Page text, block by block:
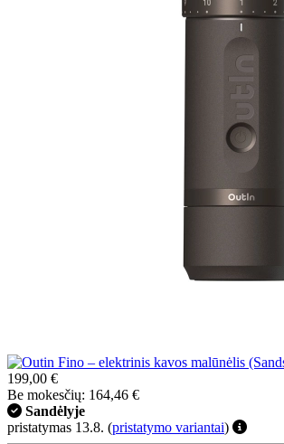
199,00 €
Be mokesčių: 164,46 €
Sandėlyje
pristatymas 13.8. (pristatymo variantai)